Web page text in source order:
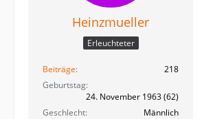
Heinzmueller
Erleuchteter
Beiträge
218
Geburtstag
24. November 1963 (62)
Geschlecht
Männlich